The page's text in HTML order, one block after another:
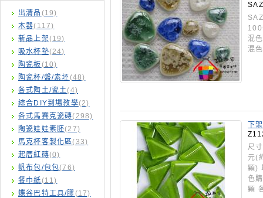
出清品 (19)
木器(117)
新品上架(19)
吸水杯墊(24)
陶瓷板 (10)
陶瓷杯/盤/素坯(48)
各式陶土/瓷土(4)
綜合DIY到場教學(2)
各式馬賽克瓷磚(298)
陶瓷娃娃素胚(27)
馬克杯客製化區(33)
起厝紅磚(0)
帆布包/包包(76)
餐巾紙(11)
蝶谷巴特工具/膠(17)
混
混
下
尺
元
顆)
色
顆